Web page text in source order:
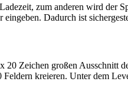
zum anderen wird der
Dadurch ist
Zeichen großen Ausschnitt
kreieren. Unter dem